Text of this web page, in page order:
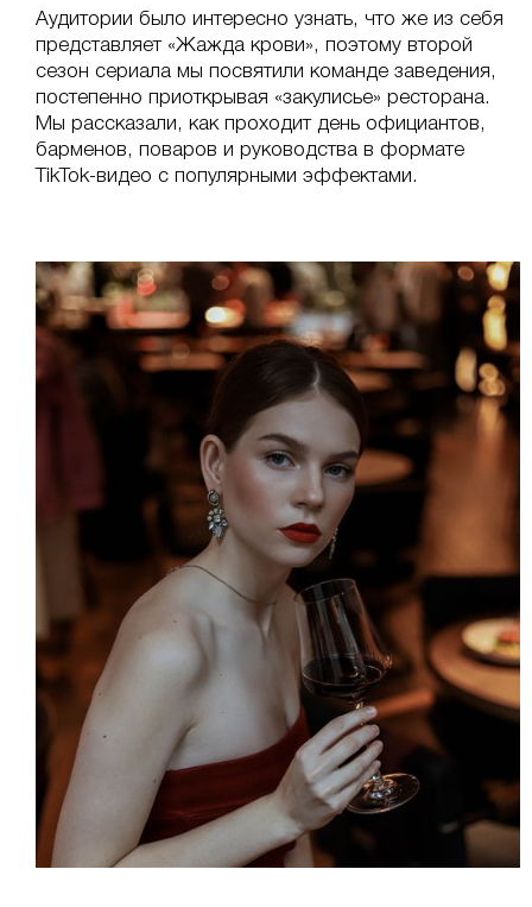
Аудитории было интересно узнать, что же из себя
представляет «Жажда крови», поэтому второй
сезон сериала мы посвятили команде заведения,
постепенно приоткрывая «закулисье» ресторана.
Мы рассказали, как проходит день официантов,
барменов, поваров и руководства в формате
TikTok-видео с популярными эффектами.